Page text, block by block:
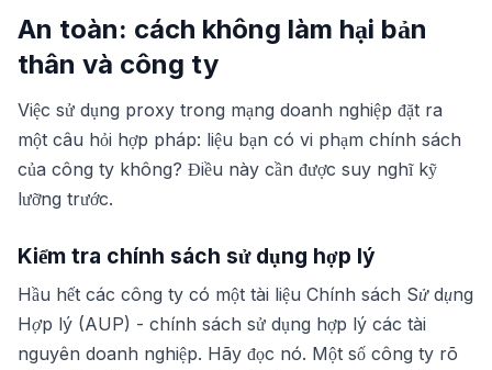
An toàn: cách không làm hại bản
thân và công ty
Việc sử dụng proxy trong mạng doanh nghiệp đặt ra
một câu hỏi hợp pháp: liệu bạn có vi phạm chính sách
của công ty không? Điều này cần được suy nghĩ kỹ
lưỡng trước.
Kiểm tra chính sách sử dụng hợp lý
Hầu hết các công ty có một tài liệu Chính sách Sử dụng
Hợp lý (AUP) - chính sách sử dụng hợp lý các tài
nguyên doanh nghiệp. Hãy đọc nó. Một số công ty rõ